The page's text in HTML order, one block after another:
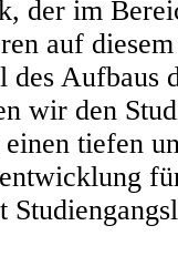
der im
auf
Aufbaus
wir den
tiefen